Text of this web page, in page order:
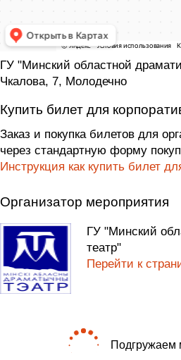
ГУ "Минский областной
Чкалова, 7, Молодечно
Купить билет для
Заказ и покупка билетов для
через стандартную форму
Инструкция как купить билет
Организатор мероприятия
ГУ "Минский
театр"
Перейти к
Подгружаем